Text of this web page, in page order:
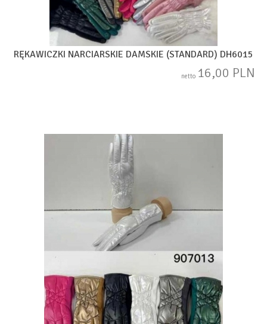
RĘKAWICZKI NARCIARSKIE DAMSKIE (STANDARD) DH6015
netto 16,00 PLN